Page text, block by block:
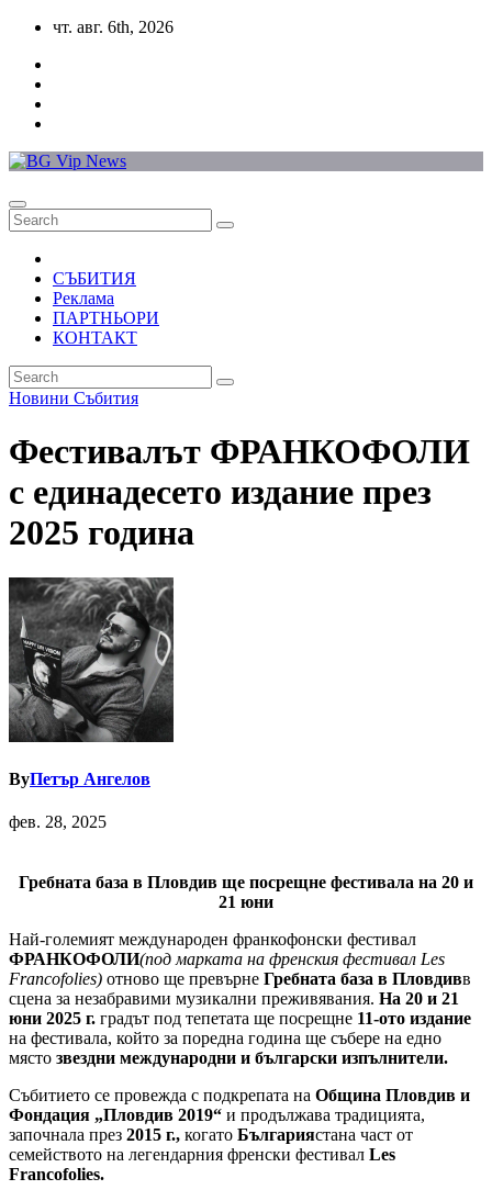
Skip
content
чт. авг. 6th, 2026
СЪБИТИЯ
Реклама
ПАРТНЬОРИ
КОНТАКТ
Новини Събития
Фестивалът ФРАНКОФОЛИ
с единадесето издание през
2025 година
ByПетър Ангелов
фев. 28, 2025
Гребната база в Пловдив ще посрещне фестивала на 20 и
21 юни
Най-големият международен франкофонски фестивал
ФРАНКОФОЛИ(под марката на френския фестивал Les
Francofolies) отново ще превърне Гребната база в Пловдивв
сцена за незабравими музикални преживявания. На 20 и 21
юни 2025 г. градът под тепетата ще посрещне 11-ото издание
на фестивала, който за поредна година ще събере на едно
място звездни международни и български изпълнители.
Събитието се провежда с подкрепата на Община Пловдив и
Фондация „Пловдив 2019“ и продължава традицията,
започнала през 2015 г., когато Българиястана част от
семейството на легендарния френски фестивал Les
Francofolies.